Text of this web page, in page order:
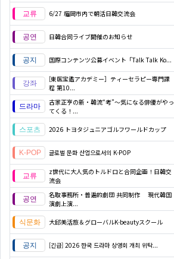
6/27 福岡市内で朝活日韓交流会
日韓合同ライブ開催のお知らせ
国際コンテンツ公募イベント「Talk Talk Ko...
[東医宝鑑アカデミー］ティーセラピー専門課
程 第10...
古家正亨の新・韓流“考”～気になる俳優がやっ
てくる！...
2026 トヨタジュニアゴルフワールドカップ
글로벌 문화 산업으로서의 K-POP
z世代に大人気のトルドロと合同企画！日韓交
流会
名取事務所・普遍的劇団 共同制作 現代韓国
演劇上演...
大邱美活旅＆グローバルK-beautyスクール
[긴급] 2026 한국 드라마 상영회 개최 위탁...